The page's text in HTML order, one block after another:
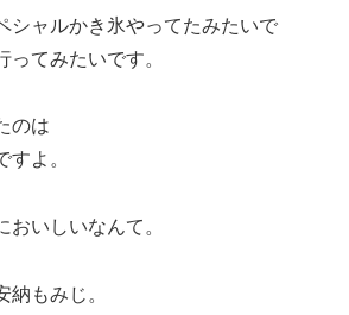
シャルかき氷やってたみたいで
ってみたいです。
のは
すよ。
おいしいなんて。
納もみじ。